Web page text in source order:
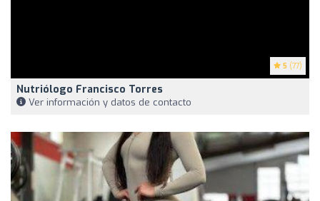
5 (77)
Nutriólogo Francisco Torres
Ver información y datos de contacto